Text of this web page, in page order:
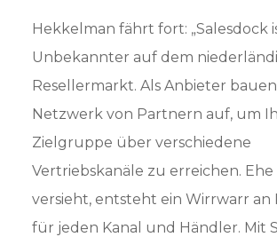
Hekkelman fährt fort: „Salesdock
Unbekannter auf dem
Resellermarkt. Als Anbieter bauen
Netzwerk von Partnern auf, um
Zielgruppe über verschiedene
Vertriebskanäle zu erreichen. Ehe
versieht, entsteht ein Wirrwarr an
für jeden Kanal und Händler. Mit